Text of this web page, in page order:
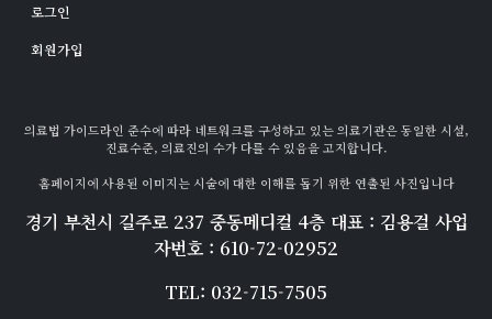
로그인
회원가입
의료법 가이드라인 준수에 따라 네트워크를 구성하고 있는 의료기관은 동일한 시설,
진료수준, 의료진의 수가 다를 수 있음을 고지합니다.
홈페이지에 사용된 이미지는 시술에 대한 이해를 돕기 위한 연출된 사진입니다
경기 부천시 길주로 237 중동메디컬 4층 대표 : 김용걸 사업
자번호 : 610-72-02952
TEL: 032-715-7505